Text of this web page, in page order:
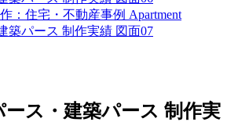
ース・建築パース 制作実